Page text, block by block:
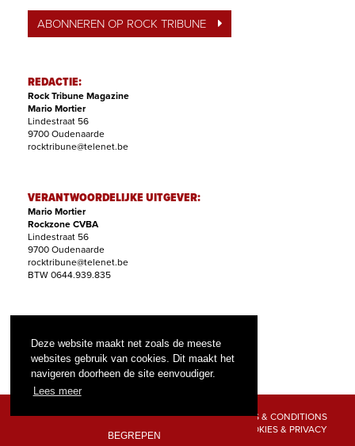
Deze website maakt net zoals de meeste
websites gebruik van cookies. Dit maakt het
navigeren doorheen de site eenvoudiger.
Lees meer
BEGREPEN
ABONNEREN OP ROCK TRIBUNE
REDACTIE:
Rock Tribune Magazine
Mario Mortier
Lindestraat 56
9700 Oudenaarde
rocktribune@telenet.be
VERANTWOORDELIJKE UITGEVER:
Mario Mortier
Rockzone CVBA
Lindestraat 56
9700 Oudenaarde
rocktribune@telenet.be
BTW 0644.939.835
Filip Nollet
abonnementen@rock-tribune.com
TERMS & CONDITIONS
COOKIES & PRIVACY